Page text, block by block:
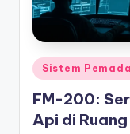
Posted
Sistem
FM-200:
Api di